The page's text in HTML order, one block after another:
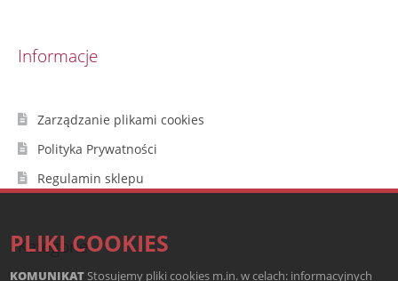
Informacje
Zarządzanie plikami cookies
Polityka Prywatności
Regulamin sklepu
Kategorie
PLIKI COOKIES
KOMUNIKATStosujemy pliki cookies m.in. w celach: informacyjnych